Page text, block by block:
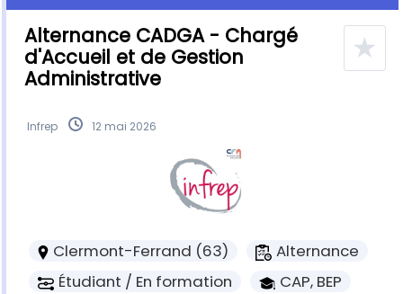
Alternance CADGA - Chargé
d'Accueil et de Gestion
Administrative
★
Infrep 12 mai 2026
Clermont-Ferrand (63)
Alternance
Étudiant / En formation
CAP, BEP